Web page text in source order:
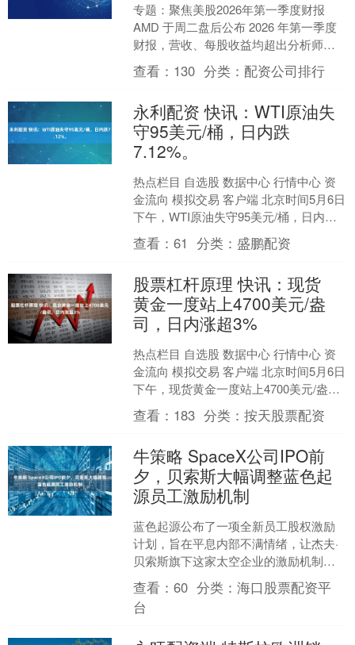
专题：聚焦美股2026年第一季度财报
AMD 于周二盘后公布 2026 年第一季度
财报，营收、每股收益均超出分析师预
期，同时第二季度营收展望也高于华尔
街预测。 ....
查看： 130 分类：配资公司排行
永利配资 快讯：WTI原油失
守95美元/桶，日内跌
7.12%。
热点栏目 自选股 数据中心 行情中心 资
金流向 模拟交易 客户端 北京时间5月6日
下午，WTI原油失守95美元/桶，日内跌
7.12%。 新浪合作大平台期货开户 ....
查看：61 分类： 盛鹏配资
股票杠杆原理 快讯：现货
黄金一度站上4700美元/盎
司，日内涨超3%
热点栏目 自选股 数据中心 行情中心 资
金流向 模拟交易 客户端 北京时间5月6日
下午，现货黄金一度站上4700美元/盎
司，日内涨超3%。 新浪合作大平台期货
开....
查看： 183 分类：按天股票配资
牛策略 SpaceX公司IPO前
夕，贝索斯大幅调整蓝色起
源员工激励机制
蓝色起源公布了一项全新员工股权激励
计划，旨在平息内部不满情绪，让杰夫·
贝索斯旗下这家太空企业的激励机制，
能与主要竞争对手——埃隆·马斯克的太
空探索技术公司（Sp....
查看：60 分类：海口股票配资平
台